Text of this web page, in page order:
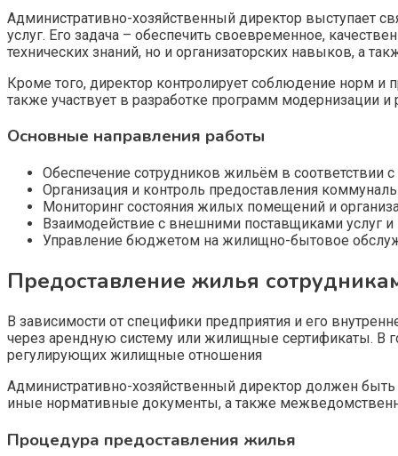
Административно-хозяйственный директор
услуг. Его задача – обеспечить своевременное,
технических знаний, но и организаторских навыков, а
Кроме того, директор контролирует соблюдение норм и
также участвует в разработке программ модернизации
Основные направления работы
Обеспечение сотрудников жильём в
Организация и контроль предоставления
Мониторинг состояния жилых помещений и
Взаимодействие с внешними поставщиками услуг
Управление бюджетом на жилищно-бытовое
Предоставление жилья
В зависимости от специфики предприятия и его
через арендную систему или жилищные сертификаты. В
регулирующих жилищные отношения
Административно-хозяйственный директор должен
иные нормативные документы, а также
Процедура предоставления жилья